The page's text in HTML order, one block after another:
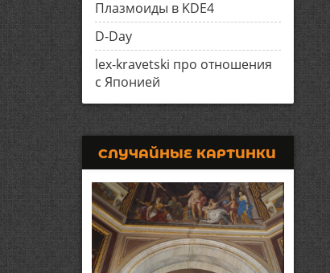
Плазмоиды в KDE4
D-Day
lex-kravetski про отношения
с Японией
СЛУЧАЙНЫЕ КАРТИНКИ